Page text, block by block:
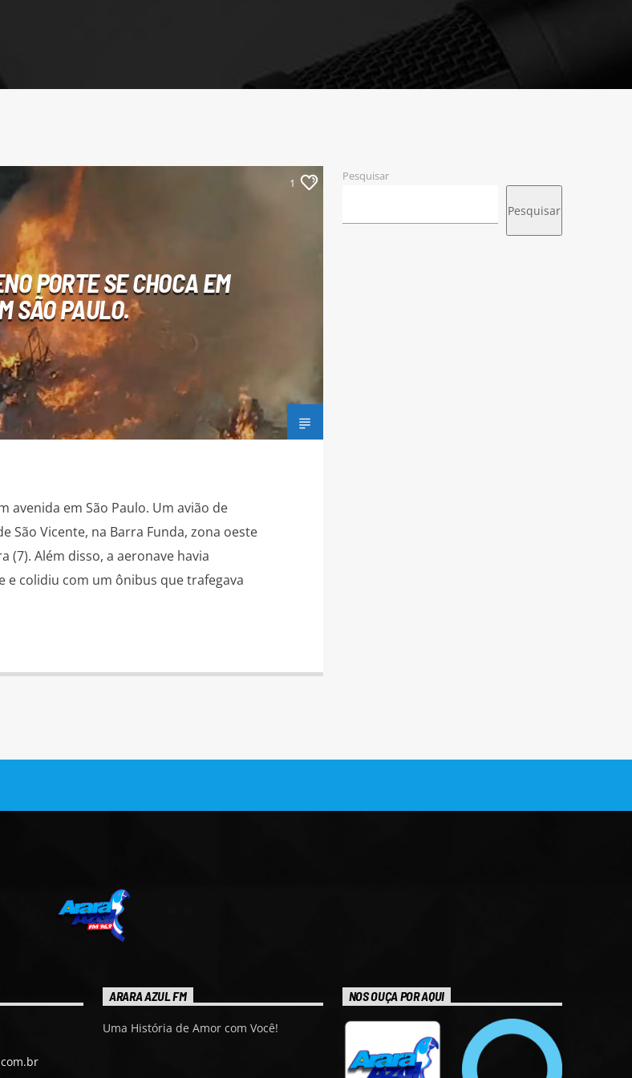
1
PORTE SE CHOCA EM
SÃO PAULO.
avenida em São Paulo. Um avião de
São Vicente, na Barra Funda, zona oeste
(7). Além disso, a aeronave havia
colidiu com um ônibus que trafegava
Pesquisar
Pesquisar
ARARA AZUL FM
Uma História de Amor com Você!
NOS OUÇA POR AQUI